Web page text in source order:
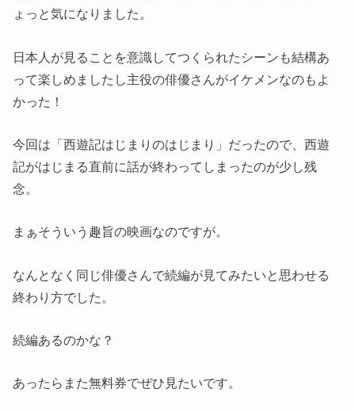
ょっと気になりました。
日本人が見ることを意識してつくられたシーンも結構あ
って楽しめましたし主役の俳優さんがイケメンなのもよ
かった！
今回は「西遊記はじまりのはじまり」だったので、西遊
記がはじまる直前に話が終わってしまったのが少し残
念。
まぁそういう趣旨の映画なのですが。
なんとなく同じ俳優さんで続編が見てみたいと思わせる
終わり方でした。
続編あるのかな？
あったらまた無料券でぜひ見たいです。